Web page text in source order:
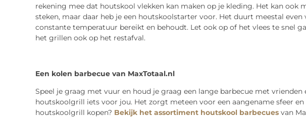
rekening mee dat houtskool vlekken kan maken op je kleding. Het kan ook
steken, maar daar heb je een houtskoolstarter voor. Het duurt meestal even
constante temperatuur bereikt en behoudt. Let ook op of het vlees te snel
het grillen ook op het restafval.
Een kolen barbecue van MaxTotaal.nl
Speel je graag met vuur en houd je graag een lange barbecue met vrienden
houtskoolgrill iets voor jou. Het zorgt meteen voor een aangename sfeer en
houtskoolgrill kopen? Bekijk het assortiment houtskool barbecuesvan